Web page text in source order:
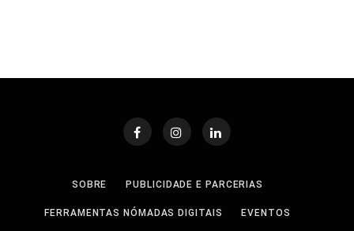
SOBRE PUBLICIDADE E PARCERIAS
FERRAMENTAS NÓMADAS DIGITAIS EVENTOS